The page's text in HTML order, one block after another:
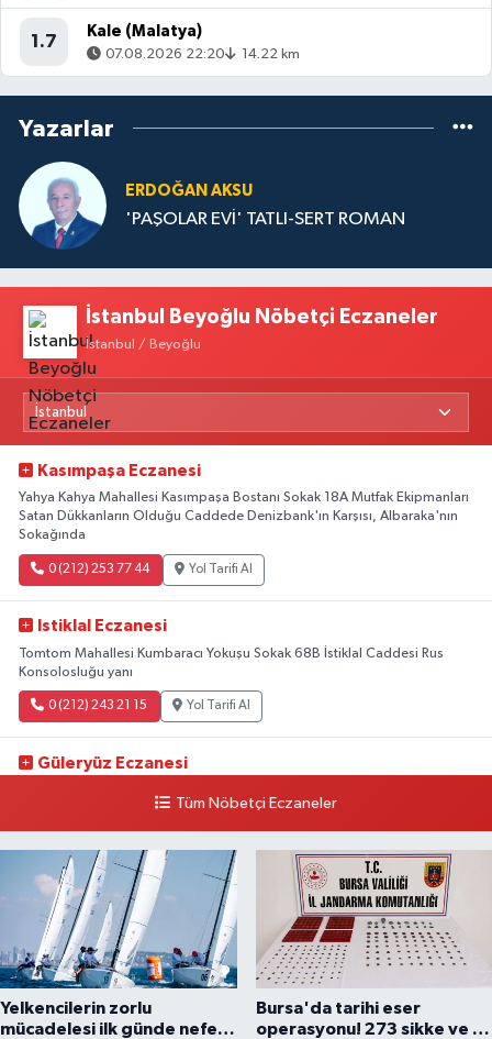
1.7
Kale (Malatya)
07.08.2026 22:20 14.22 km
Yazarlar
ERDOĞAN AKSU
'PAŞOLAR EVİ' TATLI-SERT ROMAN
İstanbul Beyoğlu Nöbetçi Eczaneler
İstanbul / Beyoğlu
Kasımpaşa Eczanesi
Yahya Kahya Mahallesi Kasımpaşa Bostanı Sokak 18A Mutfak Ekipmanları
Satan Dükkanların Olduğu Caddede Denizbank'ın Karşısı, Albaraka'nın
Sokağında
0 (212) 253 77 44 Yol Tarifi Al
Istiklal Eczanesi
Tomtom Mahallesi Kumbaracı Yokuşu Sokak 68B İstiklal Caddesi Rus
Konsolosluğu yanı
0 (212) 243 21 15 Yol Tarifi Al
Güleryüz Eczanesi
kalaycıbahçe Meydana DoğruTüm Nöbetçi Eczaneler
Yelkencilerin zorlu
mücadelesi ilk günde nefes
Bursa'da tarihi eser
operasyonu! 273 sikke ve 18